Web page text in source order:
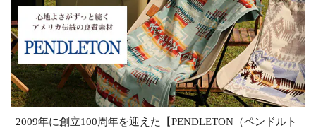
2009年に創立100周年を迎えた【PENDLETON（ペンドルト